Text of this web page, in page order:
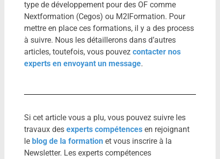
type de développement pour des OF comme
Nextformation (Cegos) ou M2IFormation. Pour
mettre en place ces formations, il y a des process
à suivre. Nous les détaillerons dans d’autres
articles, toutefois, vous pouvez contacter nos
experts en envoyant un message.
Si cet article vous a plu, vous pouvez suivre les
travaux des experts compétencesen rejoignant
le blog de la formation et vous inscrire à la
Newsletter. Les experts compétences